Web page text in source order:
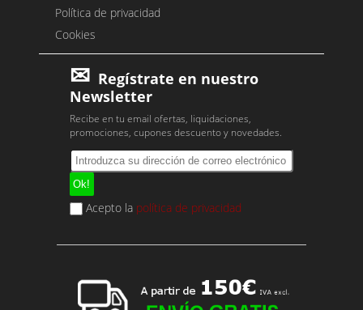
Política de privacidad
Cookies
Regístrate en nuestro
Newsletter
Recibe en tu email ofertas, liquidaciones,
promociones, cupones descuento y novedades.
Acepto la política de privacidad